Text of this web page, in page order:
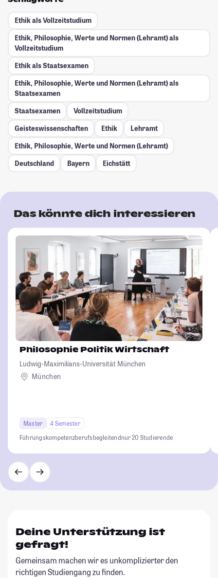
Ethik als Vollzeitstudium
Ethik, Philosophie, Werte und Normen (Lehramt) als
Vollzeitstudium
Ethik als Staatsexamen
Ethik, Philosophie, Werte und Normen (Lehramt) als
Staatsexamen
Staatsexamen
Vollzeitstudium
Geisteswissenschaften
Ethik
Lehramt
Ethik, Philosophie, Werte und Normen (Lehramt)
Deutschland
Bayern Eichstätt
Das könnte dich interessieren
Philosophie Politik Wirtschaft
Ludwig-Maximilians-Universität München
München
Master
4 Semester
Führungskompetenzberufsbegleitendnur 20 Studierende
Deine Unterstützung ist
gefragt!
Gemeinsam machen wir es unkomplizierter den
richtigen Studiengang zu finden.